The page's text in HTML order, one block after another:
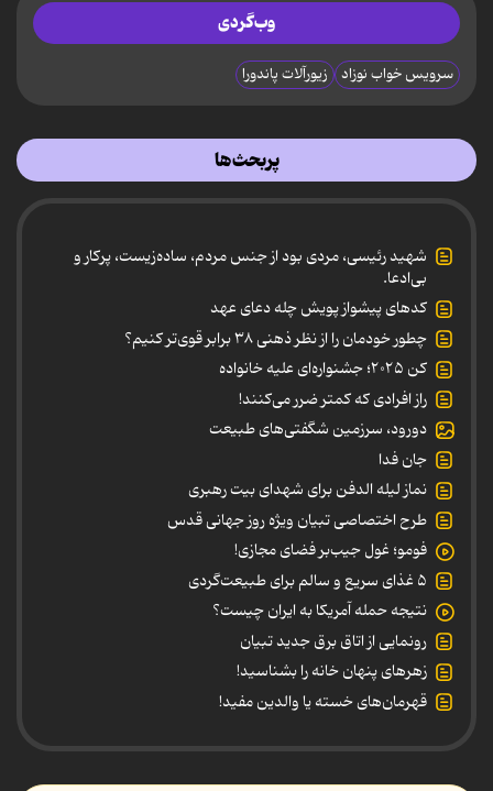
وب‌گردی
سرویس خواب نوزاد زیورآلات پاندورا
پربحث‌ها
شهید رئیسی، مردی بود از جنس مردم، ساده‌زیست، پرکار و
بی‌ادعا.
کدهای پیشواز پویش چله دعای عهد
چطور خودمان را از نظر ذهنی ۳۸ برابر قوی‌تر کنیم؟
کن ۲۰۲۵؛ جشنواره‌ای علیه خانواده
راز افرادی که کمتر ضرر می‌کنند!
دورود، سرزمین شگفتی‌های طبیعت
جان فدا
نماز لیله الدفن برای شهدای بیت رهبری
طرح اختصاصی تبیان ویژه روز جهانی قدس
فومو؛ غول جیب‌بر فضای مجازی!
۵ غذای سریع و سالم برای طبیعت‌گردی
نتیجه حمله آمریکا به ایران چیست؟
رونمایی از اتاق برق جدید تبیان
زهرهای پنهان خانه را بشناسید!
قهرمان‌های خسته یا والدین مفید!